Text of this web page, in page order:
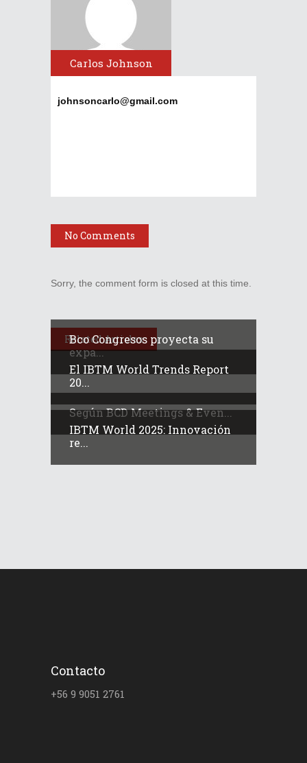
Carlos Johnson
johnsoncarlo@gmail.com
No Comments
Sorry, the comment form is closed at this time.
Related Articles
Bco Congresos proyecta su
expa...
El IBTM World Trends Report
20...
Según BCD Meetings & Even...
IBTM World 2025: Innovación
re...
Contacto
+56 9 9051 2761